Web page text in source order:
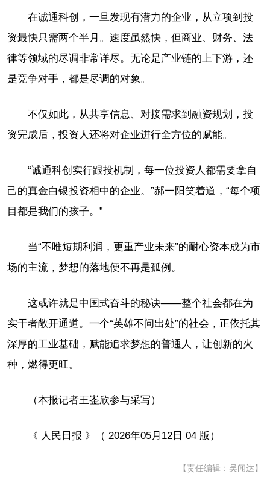
在诚通科创，一旦发现有潜力的企业，从立项到投
资最快只需两个半月。速度虽然快，但商业、财务、法
律等领域的尽调非常详尽。无论是产业链的上下游，还
是竞争对手，都是尽调的对象。
不仅如此，从共享信息、对接需求到融资规划，投
资完成后，投资人还将对企业进行全方位的赋能。
“诚通科创实行跟投机制，每一位投资人都需要拿自
己的真金白银投资相中的企业。”郝一阳笑着道，“每个项
目都是我们的孩子。”
当“不唯短期利润，更重产业未来”的耐心资本成为市
场的主流，梦想的落地便不再是孤例。
这或许就是中国式奋斗的秘诀——整个社会都在为
实干者敞开通道。一个“英雄不问出处”的社会，正依托其
深厚的工业基础，赋能追求梦想的普通人，让创新的火
种，燃得更旺。
（本报记者王崟欣参与采写）
《 人民日报 》（ 2026年05月12日 04 版）
【责任编辑：吴闻达】